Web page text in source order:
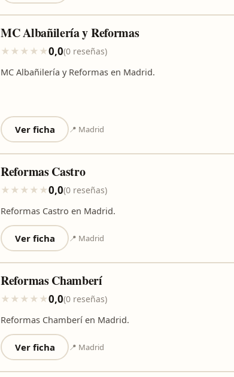
MC Albañilería y Reformas
★ ★ ★ ★ ★0,0(0 reseñas)
MC Albañilería y Reformas en Madrid.
Ver ficha 📍 Madrid
Reformas Castro
★ ★ ★ ★ ★0,0(0 reseñas)
Reformas Castro en Madrid.
Ver ficha 📍 Madrid
Reformas Chamberí
★ ★ ★ ★ ★0,0(0 reseñas)
Reformas Chamberí en Madrid.
Ver ficha 📍 Madrid